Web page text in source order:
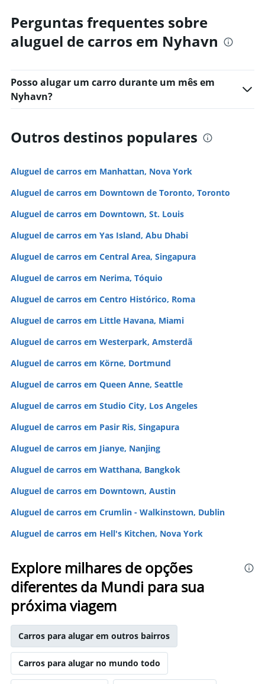
Perguntas frequentes sobre
aluguel de carros em Nyhavn
Posso alugar um carro durante um mês em
Nyhavn?
Outros destinos populares
Aluguel de carros em Manhattan, Nova York
Aluguel de carros em Downtown de Toronto, Toronto
Aluguel de carros em Downtown, St. Louis
Aluguel de carros em Yas Island, Abu Dhabi
Aluguel de carros em Central Area, Singapura
Aluguel de carros em Nerima, Tóquio
Aluguel de carros em Centro Histórico, Roma
Aluguel de carros em Little Havana, Miami
Aluguel de carros em Westerpark, Amsterdã
Aluguel de carros em Körne, Dortmund
Aluguel de carros em Queen Anne, Seattle
Aluguel de carros em Studio City, Los Angeles
Aluguel de carros em Pasir Ris, Singapura
Aluguel de carros em Jianye, Nanjing
Aluguel de carros em Watthana, Bangkok
Aluguel de carros em Downtown, Austin
Aluguel de carros em Crumlin - Walkinstown, Dublin
Aluguel de carros em Hell's Kitchen, Nova York
Explore milhares de opções
diferentes da Mundi para sua
próxima viagem
Carros para alugar em outros bairros
Carros para alugar no mundo todo